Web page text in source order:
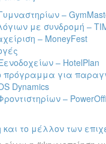
–
με συνδρομή –
– MoneyFest
– HotelPlan
πρόγραμμα για
Dynamics
–
και το μέλλον των